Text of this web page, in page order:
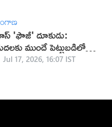
'ఫౌజీ' దూకుడు:
ముందే పెట్టుబడిలో
రికవరీ!
Jul 17, 2026, 16:07 IST